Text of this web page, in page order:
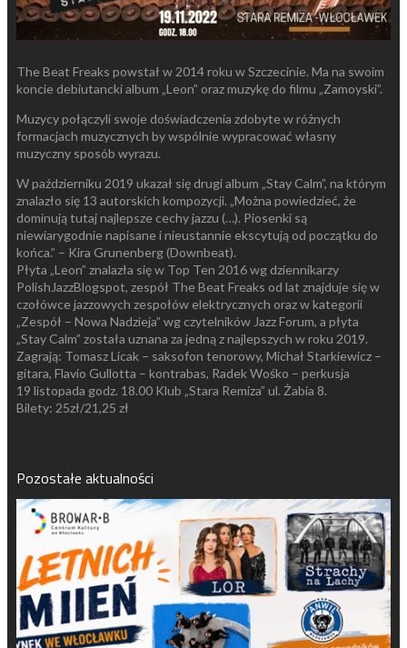
The Beat Freaks powstał w 2014 roku w Szczecinie. Ma na swoim
koncie debiutancki album „Leon” oraz muzykę do filmu „Zamoyski”.
Muzycy połączyli swoje doświadczenia zdobyte w różnych
formacjach muzycznych by wspólnie wypracować własny
muzyczny sposób wyrazu.
W październiku 2019 ukazał się drugi album „Stay Calm”, na którym
znalazło się 13 autorskich kompozycji. „Można powiedzieć, że
dominują tutaj najlepsze cechy jazzu (…). Piosenki są
niewiarygodnie napisane i nieustannie ekscytują od początku do
końca.” – Kira Grunenberg (Downbeat).
Płyta „Leon” znalazła się w Top Ten 2016 wg dziennikarzy
PolishJazzBlogspot, zespół The Beat Freaks od lat znajduje się w
czołówce jazzowych zespołów elektrycznych oraz w kategorii
„Zespół – Nowa Nadzieja” wg czytelników Jazz Forum, a płyta
„Stay Calm” została uznana za jedną z najlepszych w roku 2019.
Zagrają: Tomasz Licak – saksofon tenorowy, Michał Starkiewicz –
gitara, Flavio Gullotta – kontrabas, Radek Wośko – perkusja
19 listopada godz. 18.00 Klub „Stara Remiza” ul. Żabia 8.
Bilety: 25zł/21,25 zł
Pozostałe aktualności